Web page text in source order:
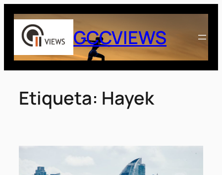
Saltar
contenido
GCCVIEWS
Etiqueta: Hayek